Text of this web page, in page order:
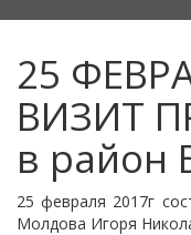
25
ВИЗИТ
в район
25 февраля 2017г
Молдова Игоря